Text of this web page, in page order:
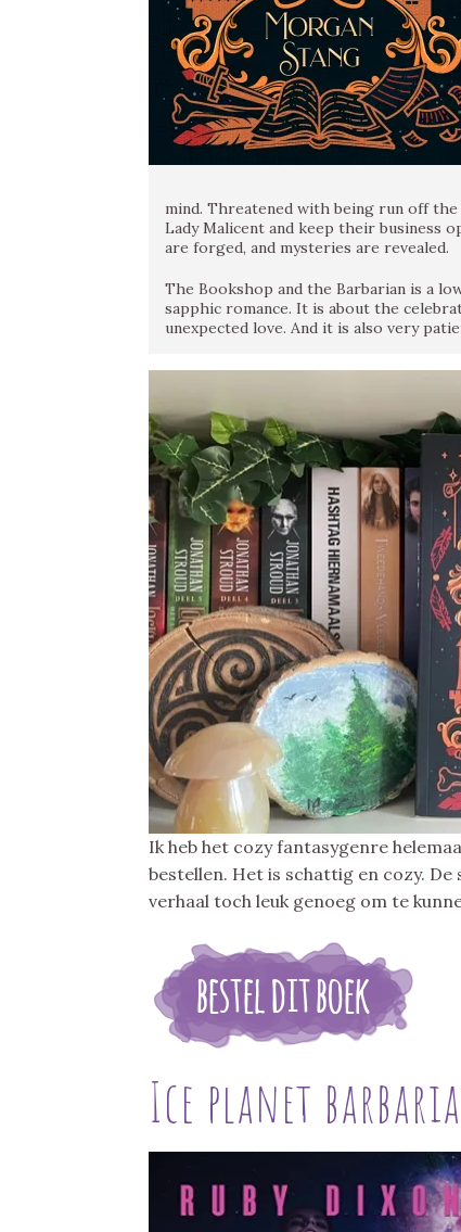
mind. Threatened with being run off
Lady Malicent and keep their business
are forged, and mysteries are revealed.
The Bookshop and the Barbarian is a
sapphic romance. It is about the
unexpected love. And it is also very
Ik heb het cozy fantasygenre
bestellen. Het is schattig en cozy.
verhaal toch leuk genoeg om te
Ice planet